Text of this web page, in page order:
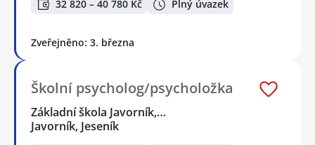
32 820 – 40 780 Kč Plný úvazek
Zveřejněno: 3. března
Školní psycholog/psycholožka
Základní škola Javorník,…
Javorník, Jeseník